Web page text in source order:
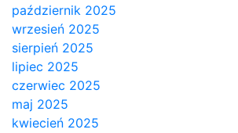
październik 2025
wrzesień 2025
sierpień 2025
lipiec 2025
czerwiec 2025
maj 2025
kwiecień 2025